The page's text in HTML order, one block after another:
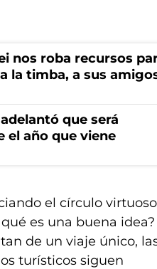
nos roba recursos
la timba, a sus
que será
el año que viene
el círculo
es una buena idea?
de un viaje único,
turísticos siguen